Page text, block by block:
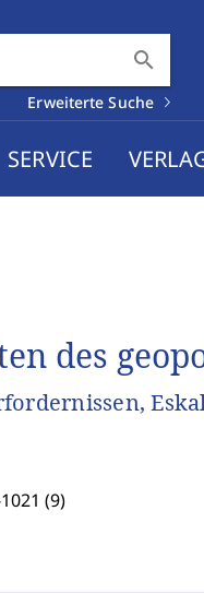
search
Erweiterte Suche
SERVICE
des
(9)